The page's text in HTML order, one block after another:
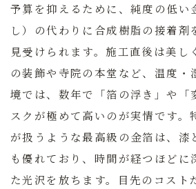
予算を抑えるために、純度の低い
し）の代わりに合成樹脂の接着剤
見受けられます。施工直後は美し
の装飾や寺院の本堂など、温度・
境では、数年で「箔の浮き」や「
スクが極めて高いのが実情です。
が扱うような最高級の金箔は、漆
も優れており、時間が経つほどに
た光沢を放ちます。目先のコスト